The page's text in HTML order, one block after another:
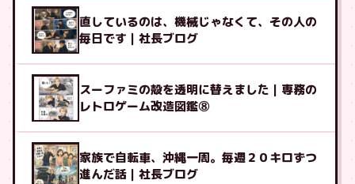
直しているのは、機械じゃなくて、その人の
毎日です｜社長ブログ
スーファミの殻を透明に替えました｜専務の
レトロゲーム改造図鑑⑧
家族で自転車、沖縄一周。毎週２０キロずつ
進んだ話｜社長ブログ